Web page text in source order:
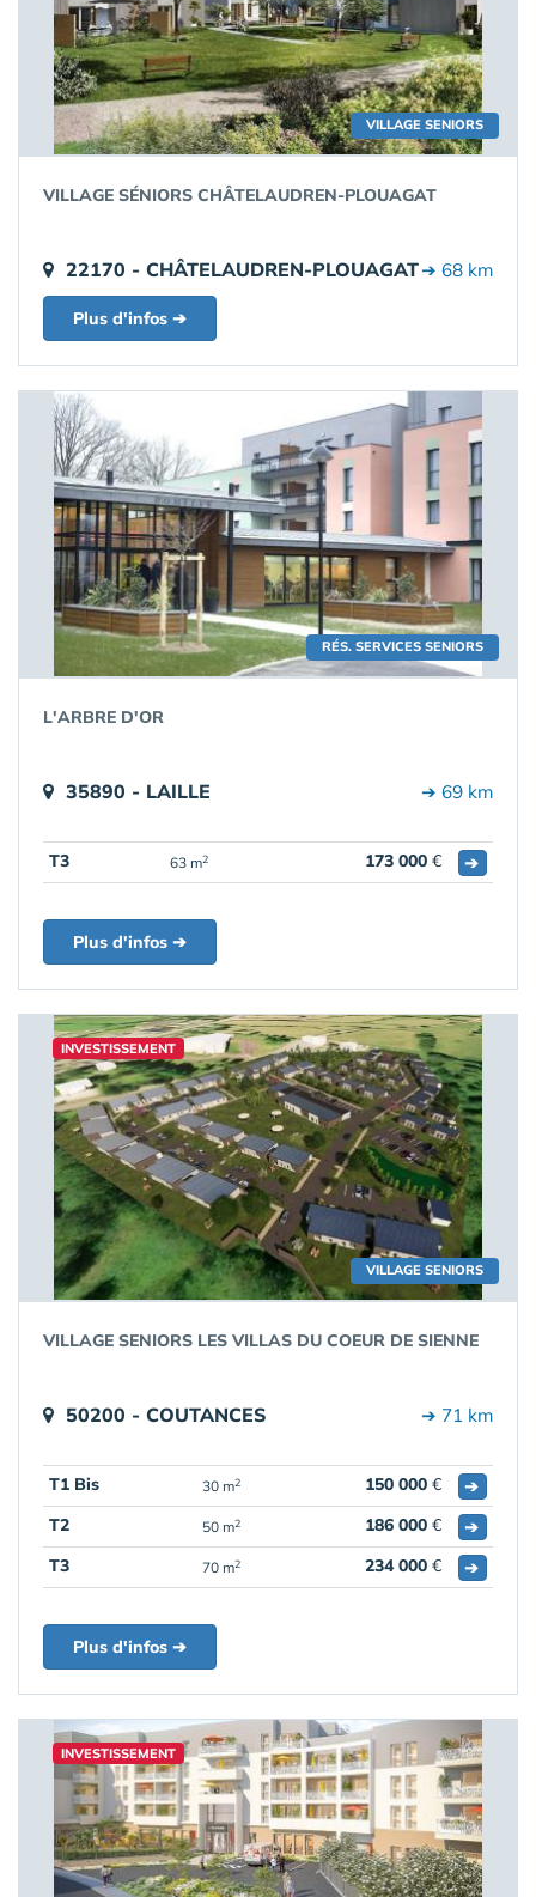
VILLAGE SENIORS
VILLAGE SÉNIORS CHÂTELAUDREN-PLOUAGAT
22170 - CHÂTELAUDREN-PLOUAGAT➔ 68 km
Plus d'infos ➔
RÉS. SERVICES SENIORS
L'ARBRE D'OR
35890 - LAILLE ➔ 69 km
T3 63 m2 173 000 € ➔
Plus d'infos ➔
VILLAGE SENIORS
INVESTISSEMENT
VILLAGE SENIORS LES VILLAS DU COEUR DE SIENNE
50200 - COUTANCES ➔ 71 km
T1 Bis 30 m2 150 000 €
➔
T2
50 m2 186 000 €
➔
T3
70 m2 234 000 € ➔
Plus d'infos ➔
INVESTISSEMENT